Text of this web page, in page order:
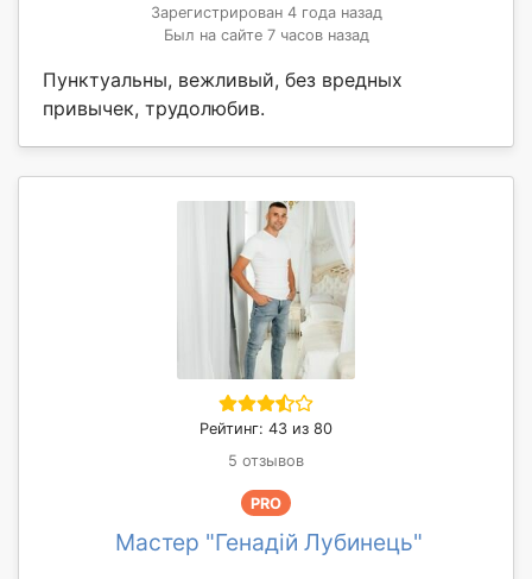
Зарегистрирован 4 года назад
Был на сайте 7 часов назад
Пунктуальны, вежливый, без вредных
привычек, трудолюбив.
Рейтинг: 43 из 80
5 отзывов
PRO
Мастер "Генадій Лубинець"